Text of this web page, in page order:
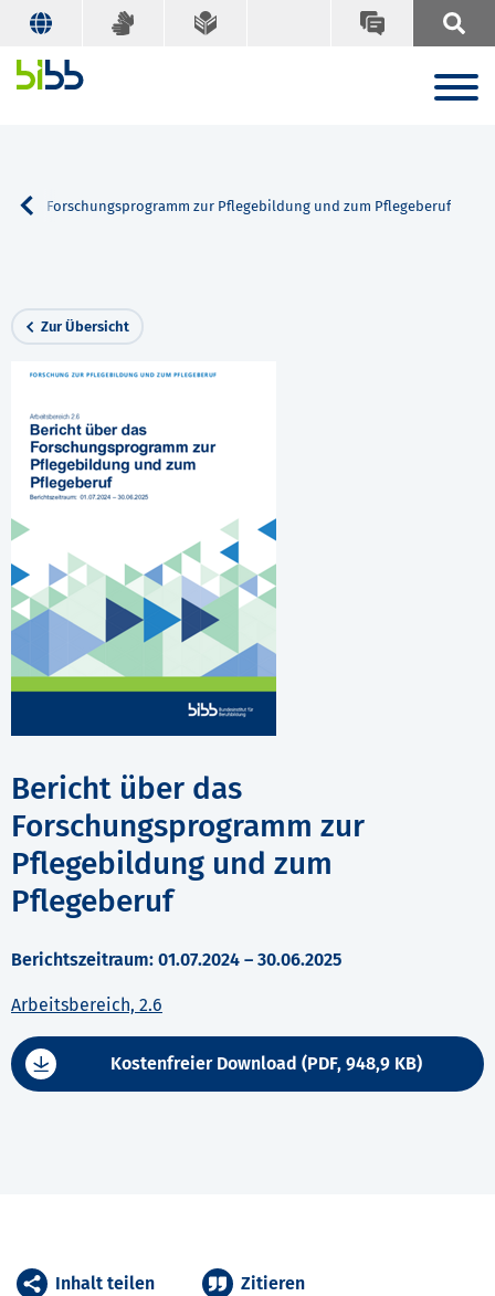
das Forschungsprogramm zur Pflegebildung und zum Pflegeberuf
Zur Übersicht
Bericht über das
Forschungsprogramm zur
Pflegebildung und zum
Pflegeberuf
Berichtszeitraum: 01.07.2024 – 30.06.2025
Arbeitsbereich, 2.6
Kostenfreier Download (PDF, 948,9 KB)
Inhalt teilen Zitieren